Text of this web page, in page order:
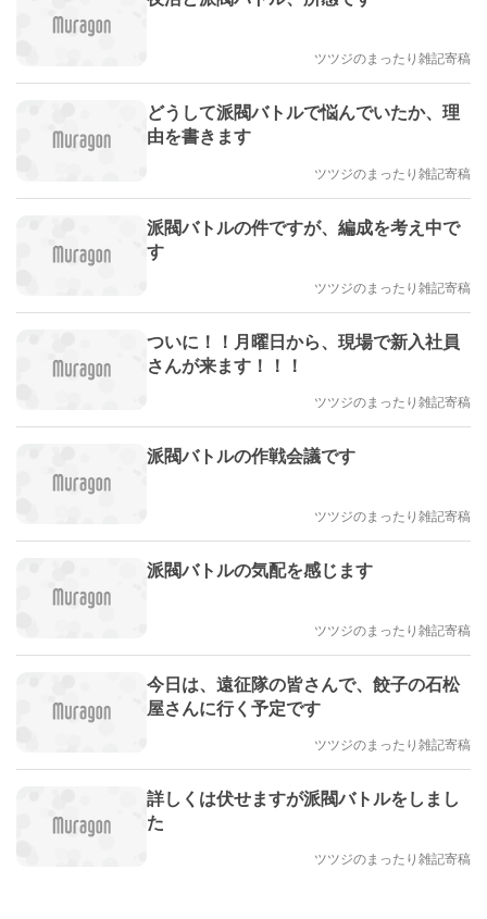
ツツジのまったり雑記寄稿
どうして派閥バトルで悩んでいたか、理
由を書きます
ツツジのまったり雑記寄稿
派閥バトルの件ですが、編成を考え中で
す
ツツジのまったり雑記寄稿
ついに！！月曜日から、現場で新入社員
さんが来ます！！！
ツツジのまったり雑記寄稿
派閥バトルの作戦会議です
ツツジのまったり雑記寄稿
派閥バトルの気配を感じます
ツツジのまったり雑記寄稿
今日は、遠征隊の皆さんで、餃子の石松
屋さんに行く予定です
ツツジのまったり雑記寄稿
詳しくは伏せますが派閥バトルをしまし
た
ツツジのまったり雑記寄稿